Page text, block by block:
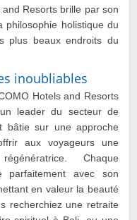
Resorts brille par son
philosophie holistique du
plus beaux endroits du
inoubliables
Hotels and Resorts
leader du secteur de
bâtie sur une approche
aux voyageurs une
Chaque
parfaitement avec son
en valeur la beauté
recherchiez une retraite